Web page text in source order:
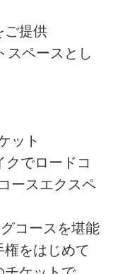
ご提供
スペースとし
ット
クでロードコ
ースエクスペ
コースを堪能
権をはじめて